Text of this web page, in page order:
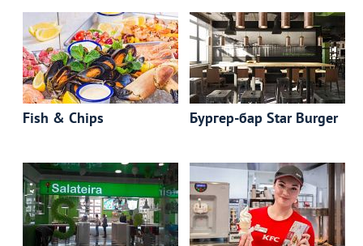
Fish & Chips Бургер-бар Star Burger